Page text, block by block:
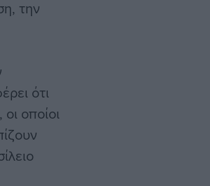
την
ότι
οποίοι